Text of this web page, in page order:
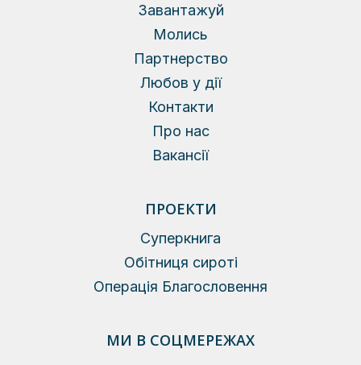
Завантажуй
Молись
Партнерство
Любов у дії
Контакти
Про нас
Вакансії
ПРОЕКТИ
Суперкнига
Обітниця сироті
Операція Благословення
МИ В СОЦМЕРЕЖАХ